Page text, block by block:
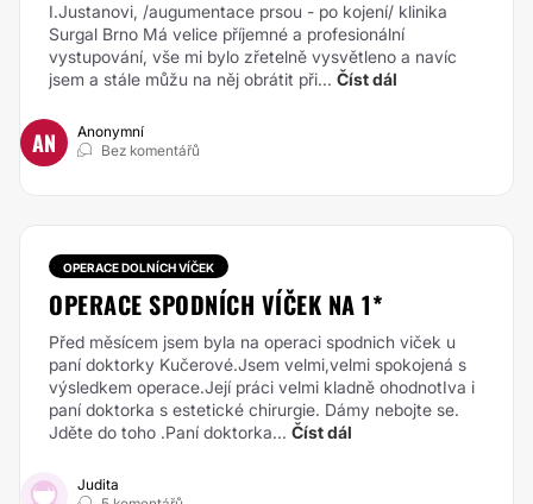
I.Justanovi, /augumentace prsou - po kojení/ klinika
Surgal Brno Má velice příjemné a profesionální
vystupování, vše mi bylo zřetelně vysvětleno a navíc
jsem a stále můžu na něj obrátit při... Číst dál
AN
Anonymní
Bez komentářů
OPERACE DOLNÍCH VÍČEK
OPERACE SPODNÍCH VÍČEK NA 1*
Před měsícem jsem byla na operaci spodnich viček u
paní doktorky Kučerové.Jsem velmi,velmi spokojená s
výsledkem operace.Její práci velmi kladně ohodnotIva i
paní doktorka s estetické chirurgie. Dámy nebojte se.
Jděte do toho .Paní doktorka... Číst dál
Judita